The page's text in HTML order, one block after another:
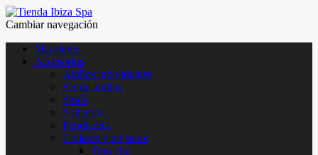
Cambiar navegación
Maceteros
Accesorios
Anillos individuales
Set de anillos
Studs
Solitarios
Pendientes
Collares y pulseras
Tipo clip